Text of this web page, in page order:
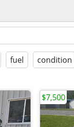
fuel condition
$7,500